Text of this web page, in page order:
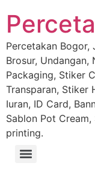
Percetakan Bogor,
Brosur, Undangan,
Packaging, Stiker
Transparan, Stiker
Iuran, ID Card,
Sablon Pot
printing.